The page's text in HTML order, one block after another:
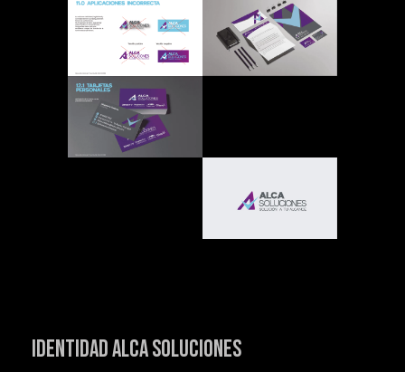
Identidad Alca Soluciones